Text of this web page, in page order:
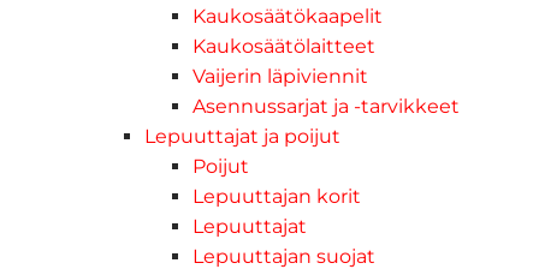
Kaukosäätökaapelit
Kaukosäätölaitteet
Vaijerin läpiviennit
Asennussarjat ja -tarvikkeet
Lepuuttajat ja poijut
Poijut
Lepuuttajan korit
Lepuuttajat
Lepuuttajan suojat